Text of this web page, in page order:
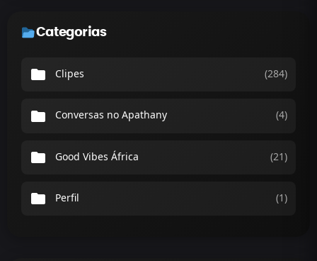
Categorias
folder Clipes (284)
folder Conversas no Apathany (4)
folder Good Vibes África (21)
folder Perfil (1)